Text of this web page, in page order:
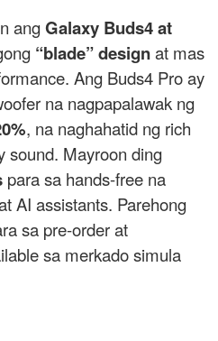
angGalaxy Buds4 at
“blade” designat mas
Ang Buds4 Pro ay
na nagpapalawak ng
, na naghahatid ng rich
sound. Mayroon ding
para sa hands-free na
AI assistants. Parehong
sa pre-order at
sa merkado simula